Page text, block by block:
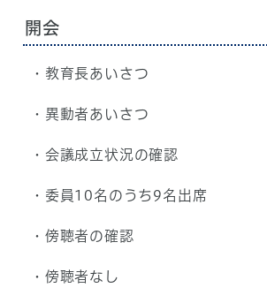
開会
・教育長あいさつ
・異動者あいさつ
・会議成立状況の確認
・委員10名のうち9名出席
・傍聴者の確認
・傍聴者なし